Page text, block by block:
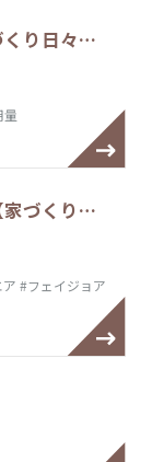
くり日々…
量
家づくり…
#フェイジョア